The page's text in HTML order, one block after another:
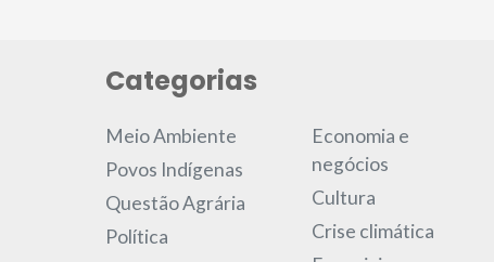
Categorias
Meio Ambiente
Povos Indígenas
Questão Agrária
Política
Economia e
negócios
Cultura
Crise climática